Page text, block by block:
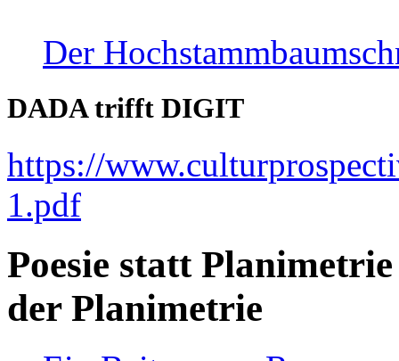
Der
DADA trifft DIGIT
https://
1.pdf
Poesie statt
der Planimetrie